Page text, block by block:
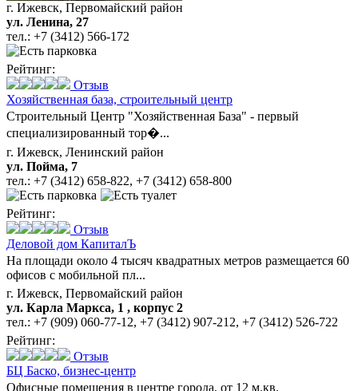
г. Ижевск, Первомайский район
ул. Ленина, 27
тел.: +7 (3412) 566-172
Рейтинг:
Отзыв
Хозяйственная база, строительный центр
Строительный Центр "Хозяйственная База" - первый
специализированный тор�...
г. Ижевск, Ленинский район
ул. Пойма, 7
тел.: +7 (3412) 658-822, +7 (3412) 658-800
Рейтинг:
Отзыв
Деловой дом КапиталЪ
На площади около 4 тысяч квадратных метров размещается 60
офисов с мобильной пл...
г. Ижевск, Первомайский район
ул. Карла Маркса, 1 , корпус 2
тел.: +7 (909) 060-77-12, +7 (3412) 907-212, +7 (3412) 526-722
Рейтинг:
Отзыв
БЦ Баско, бизнес-центр
Офисные помещения в центре города, от 12 м.кв.